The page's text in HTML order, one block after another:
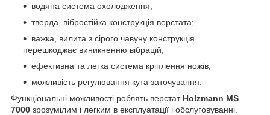
водяна система охолодження;
тверда, вібростійка конструкція верстата;
важка, вилита з сірого чавуну конструкція
перешкоджає виникненню вібрацій;
ефективна та легка система кріплення ножів;
можливість регулювання кута заточування.
Функціональні можливості роблять верстат Holzmann MS
7000 зрозумілим і легким в експлуатації і обслуговуванні.